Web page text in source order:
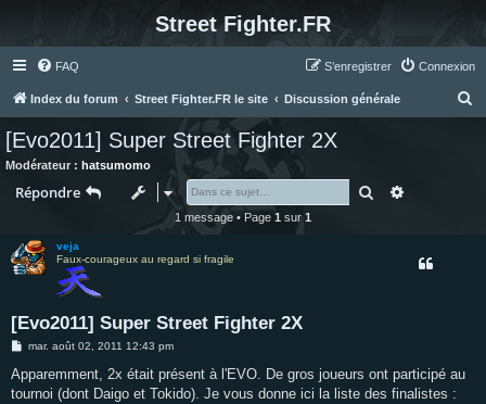
Street Fighter.FR
FAQ Connexion
S’enregistrer
Index du forum Street Fighter.FR le site Discussion générale
[Evo2011] Super Street Fighter 2X
Modérateur : hatsumomo
Répondre Rechercher
1 message • Page 1 sur1
veja
Faux-courageux au regard si fragile
[Evo2011] Super Street Fighter 2X
M
s
s
a
mar. août 02, 2011 12:43 pm
Apparemment, 2x était présent à l'EVO. De gros joueurs ont participé au
tournoi (dont Daigo et Tokido). Je vous donne ici la liste des finalistes :